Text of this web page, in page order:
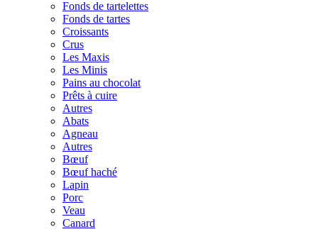
Fonds de tartelettes
Fonds de tartes
Croissants
Crus
Les Maxis
Les Minis
Pains au chocolat
Prêts à cuire
Autres
Abats
Agneau
Autres
Bœuf
Bœuf haché
Lapin
Porc
Veau
Canard